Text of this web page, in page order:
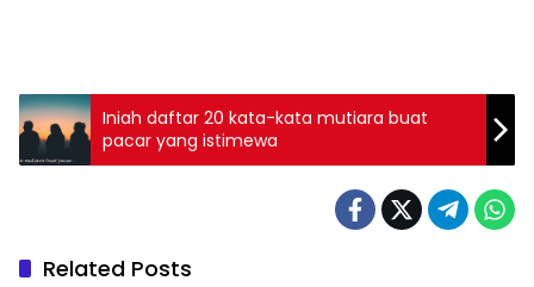
Iniah daftar 20 kata-kata mutiara buat
pacar yang istimewa
Related Posts